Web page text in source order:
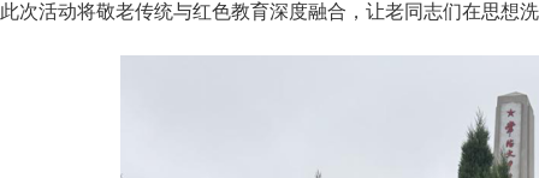
此次活动将敬老传统与红色教育深度融合，让老同志们在思想